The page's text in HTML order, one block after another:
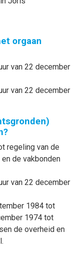
orgaan
van 22 december
van 22 december
regeling van de
de vakbonden
van 22 december
1984 tot
1974 tot
de overheid en